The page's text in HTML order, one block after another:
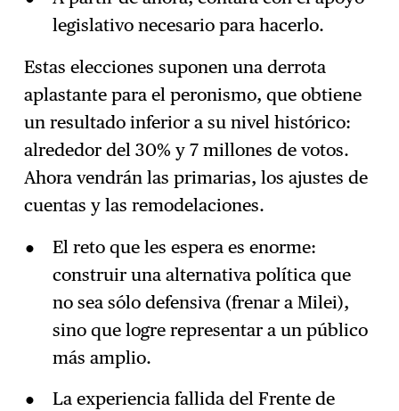
legislativo necesario para hacerlo.
Estas elecciones suponen una derrota
aplastante para el peronismo, que obtiene
un resultado inferior a su nivel histórico:
alrededor del 30% y 7 millones de votos.
Ahora vendrán las primarias, los ajustes de
cuentas y las remodelaciones.
El reto que les espera es enorme:
construir una alternativa política que
no sea sólo defensiva (frenar a Milei),
sino que logre representar a un público
más amplio.
La experiencia fallida del Frente de